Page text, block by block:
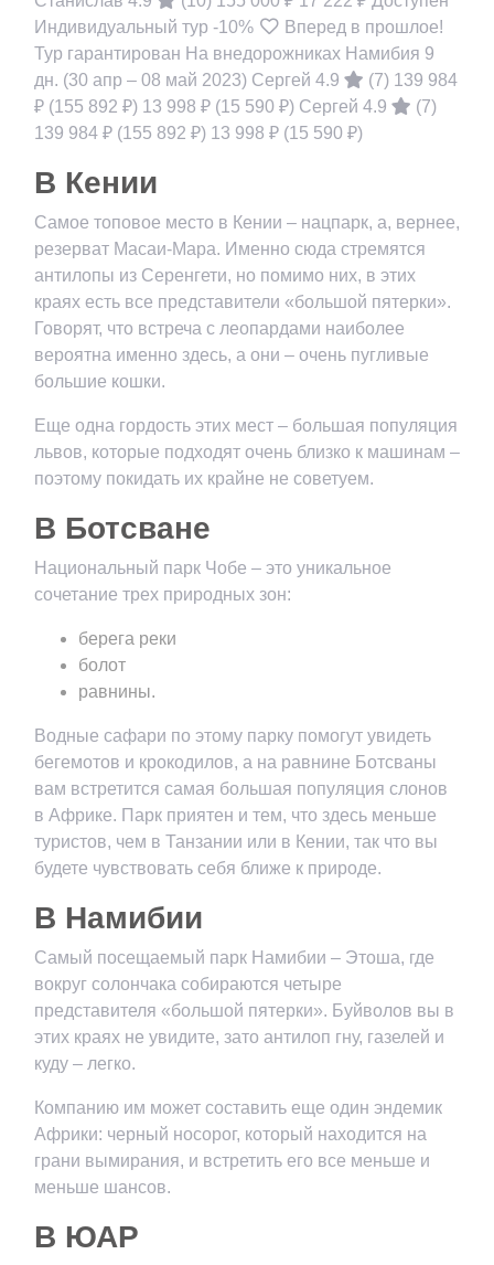
Индивидуальный тур -10%
Вперед в прошлое!
Тур гарантирован На внедорожниках Намибия 9
дн. (30 апр – 08 май 2023) Сергей 4.9 (7) 139 984
₽ (155 892 ₽) 13 998 ₽ (15 590 ₽) Сергей 4.9
(7)
139 984 ₽ (155 892 ₽) 13 998 ₽ (15 590 ₽)
В Кении
Самое топовое место в Кении – нацпарк, а, вернее,
резерват Масаи-Мара. Именно сюда стремятся
антилопы из Серенгети, но помимо них, в этих
краях есть все представители «большой пятерки».
Говорят, что встреча с леопардами наиболее
вероятна именно здесь, а они – очень пугливые
большие кошки.
Еще одна гордость этих мест – большая популяция
львов, которые подходят очень близко к машинам –
поэтому покидать их крайне не советуем.
В Ботсване
Национальный парк Чобе – это уникальное
сочетание трех природных зон:
берега реки
болот
равнины.
Водные сафари по этому парку помогут увидеть
бегемотов и крокодилов, а на равнине Ботсваны
вам встретится самая большая популяция слонов
в Африке. Парк приятен и тем, что здесь меньше
туристов, чем в Танзании или в Кении, так что вы
будете чувствовать себя ближе к природе.
В Намибии
Самый посещаемый парк Намибии – Этоша, где
вокруг солончака собираются четыре
представителя «большой пятерки». Буйволов вы в
этих краях не увидите, зато антилоп гну, газелей и
куду – легко.
Компанию им может составить еще один эндемик
Африки: черный носорог, который находится на
грани вымирания, и встретить его все меньше и
меньше шансов.
В ЮАР